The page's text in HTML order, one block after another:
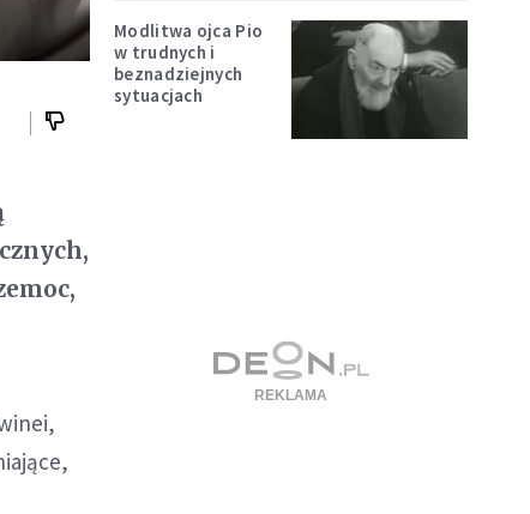
Modlitwa ojca Pio
w trudnych i
beznadziejnych
sytuacjach